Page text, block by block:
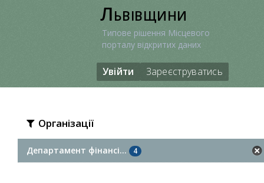
Львівщини
Типове рішення Місцевого
порталу відкритих даних
Увійти Зареєструватись
Організації
Департамент фінансі... 4